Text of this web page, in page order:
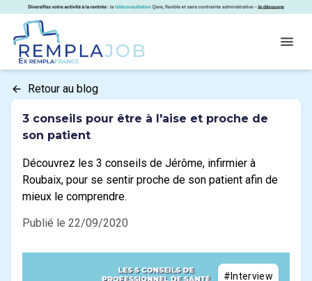
RemplaJob
Retour au blog
3 conseils pour être à l'aise et proche de
son patient
Découvrez les 3 conseils de Jérôme, infirmier à
Roubaix, pour se sentir proche de son patient afin de
mieux le comprendre.
Publié le 22/09/2020
#Interview
Panneau de gestion des cookies